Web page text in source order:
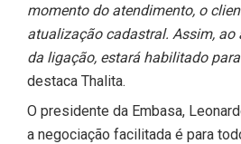
momento do atendimento, o
atualização cadastral. Assim, ao
da ligação, estará habilitado
destaca Thalita.
O presidente da Embasa,
a negociação facilitada é para